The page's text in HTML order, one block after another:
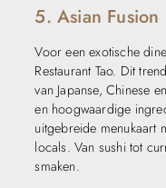
5. Asian Fusion
Voor een exotische
Restaurant Tao. Dit
van Japanse, Chinese
en hoogwaardige
uitgebreide menukaart
locals. Van sushi tot
smaken.